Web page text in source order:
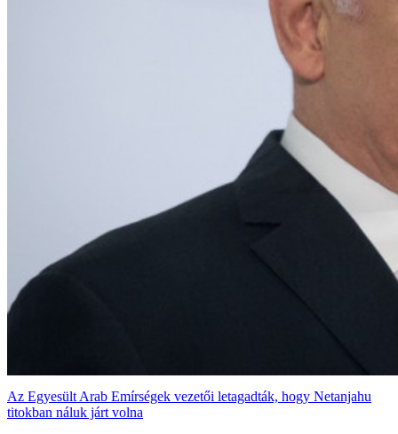
Az Egyesült Arab Emírségek vezetői letagadták, hogy Netanjahu
titokban náluk járt volna